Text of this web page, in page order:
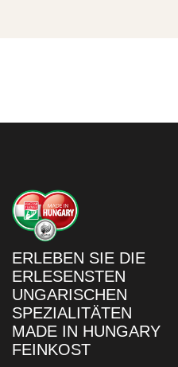
ERLEBEN SIE DIE
ERLESENSTEN
UNGARISCHEN
SPEZIALITÄTEN
MADE IN HUNGARY
FEINKOST